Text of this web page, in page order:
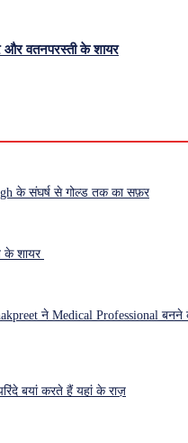
और वतनपरस्ती के शायर
के संघर्ष से गोल्ड तक का सफ़र
के शायर
ने Medical Professional बनने
बयां करते हैं यहां के राज़